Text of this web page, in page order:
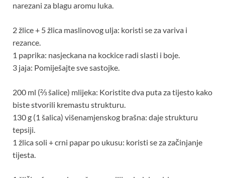
narezani za blagu aromu luka.
2 žlice + 5 žlica maslinovog ulja: koristi se za variva i
rezance.
1 paprika: nasjeckana na kockice radi slasti i boje.
3 jaja: Pomiješajte sve sastojke.
200 ml (⅔ šalice) mlijeka: Koristite dva puta za tijesto kako
biste stvorili kremastu strukturu.
130 g (1 šalica) višenamjenskog brašna: daje strukturu
tepsiji.
1 žlica soli + crni papar po ukusu: koristi se za začinjanje
tijesta.